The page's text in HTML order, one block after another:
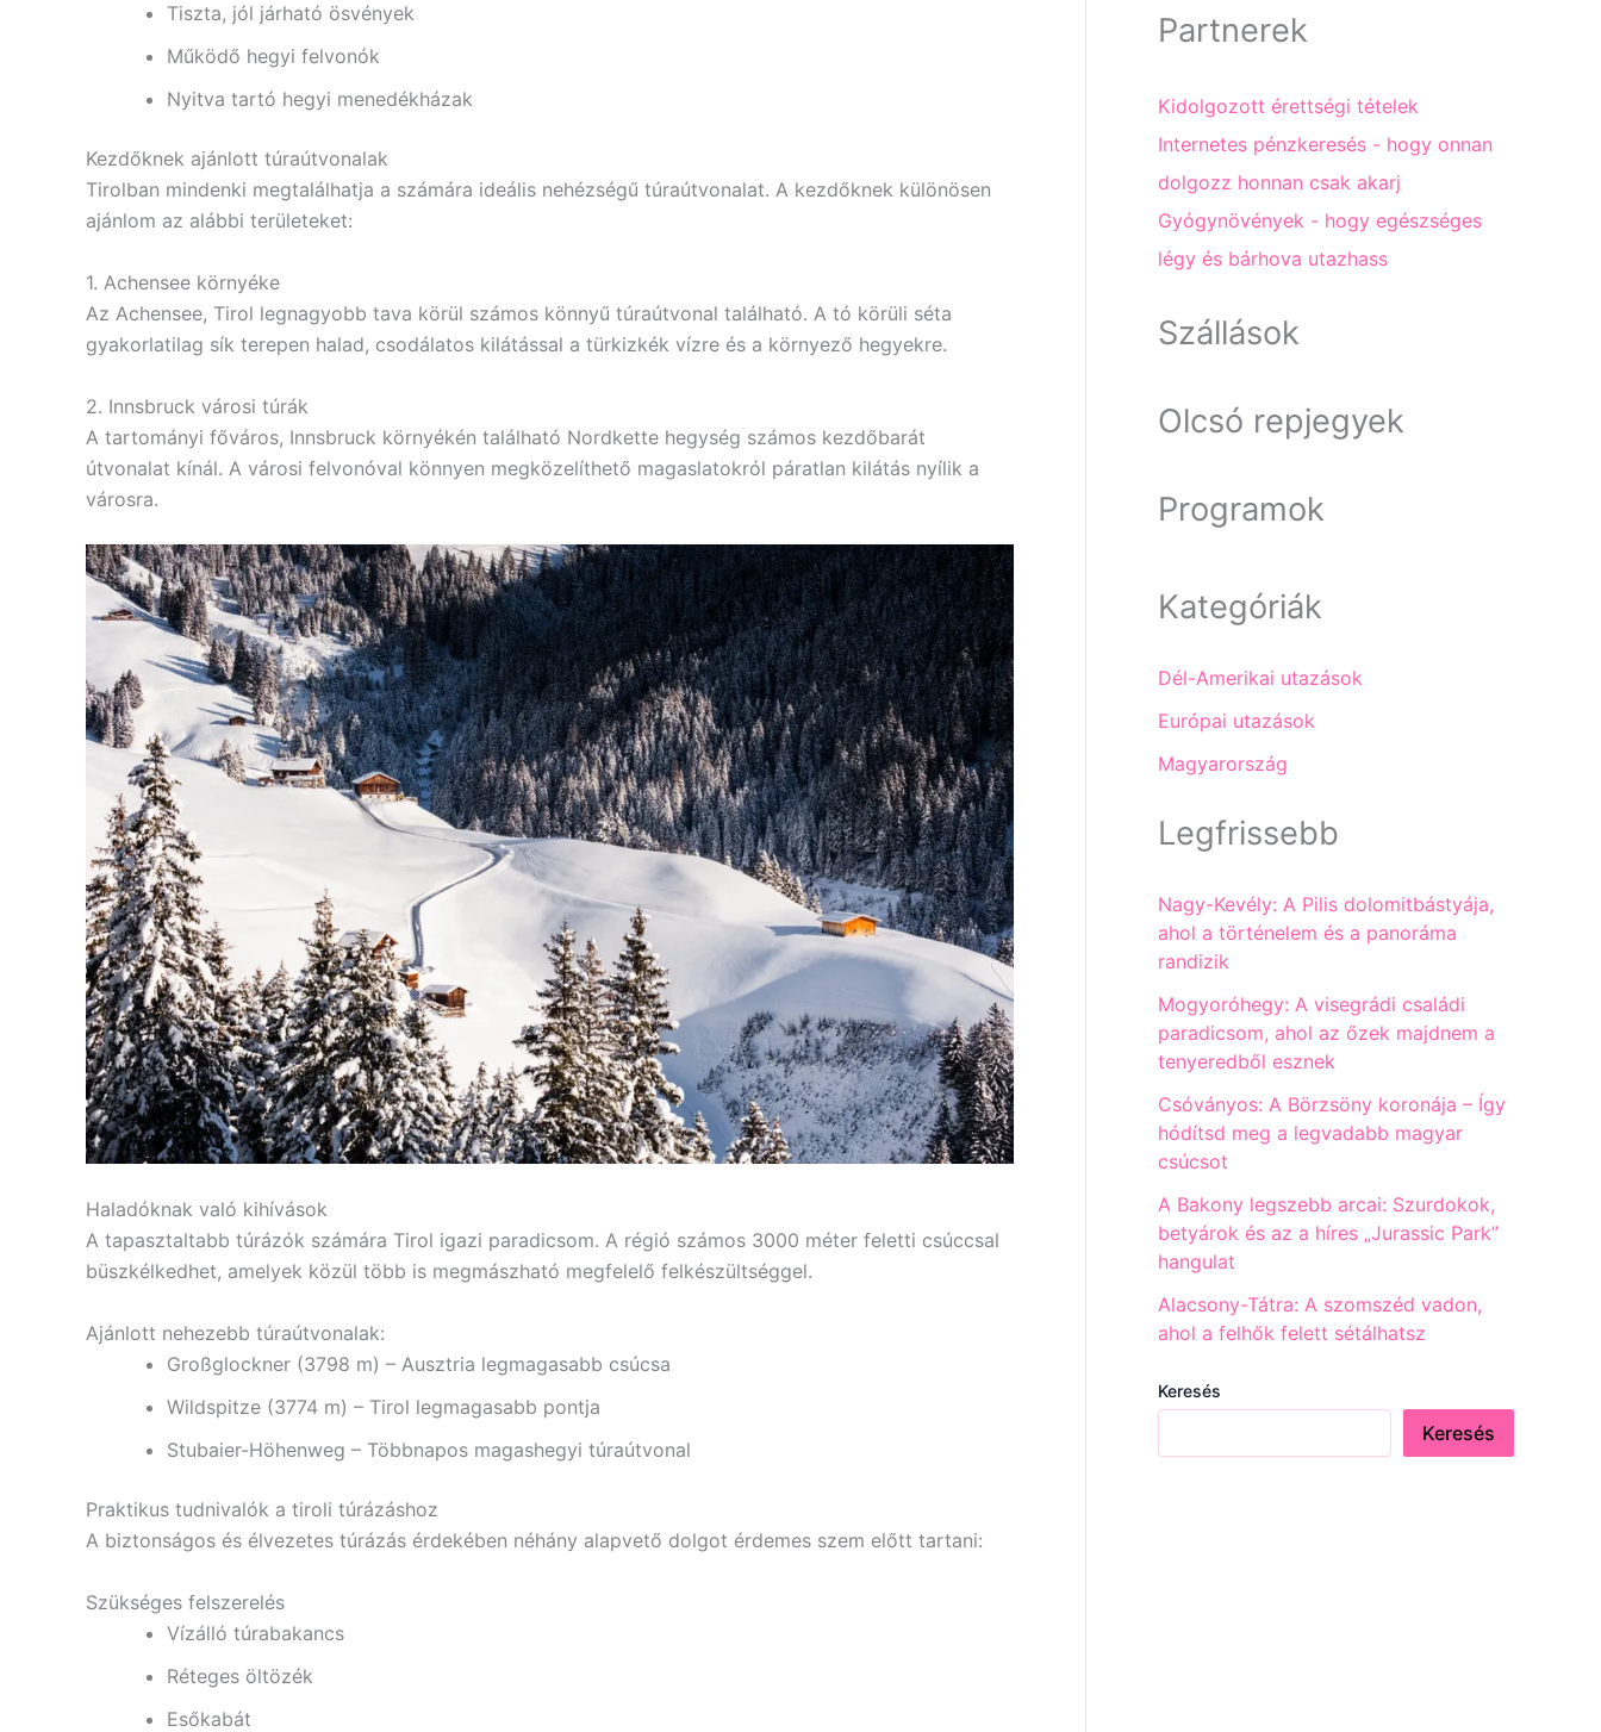
Tiszta, jól járható ösvények
Működő hegyi felvonók
Nyitva tartó hegyi menedékházak
Kezdőknek ajánlott túraútvonalak
Tirolban mindenki megtalálhatja a számára ideális nehézségű túraútvonalat. A kezdőknek különösen
ajánlom az alábbi területeket:
1. Achensee környéke
Az Achensee, Tirol legnagyobb tava körül számos könnyű túraútvonal található. A tó körüli séta
gyakorlatilag sík terepen halad, csodálatos kilátással a türkizkék vízre és a környező hegyekre.
2. Innsbruck városi túrák
A tartományi főváros, Innsbruck környékén található Nordkette hegység számos kezdőbarát
útvonalat kínál. A városi felvonóval könnyen megközelíthető magaslatokról páratlan kilátás nyílik a
városra.
Haladóknak való kihívások
A tapasztaltabb túrázók számára Tirol igazi paradicsom. A régió számos 3000 méter feletti csúccsal
büszkélkedhet, amelyek közül több is megmászható megfelelő felkészültséggel.
Ajánlott nehezebb túraútvonalak:
Großglockner (3798 m) – Ausztria legmagasabb csúcsa
Wildspitze (3774 m) – Tirol legmagasabb pontja
Stubaier-Höhenweg – Többnapos magashegyi túraútvonal
Praktikus tudnivalók a tiroli túrázáshoz
A biztonságos és élvezetes túrázás érdekében néhány alapvető dolgot érdemes szem előtt tartani:
Szükséges felszerelés
Vízálló túrabakancs
Réteges öltözék
Esőkabát
Partnerek
Kidolgozott érettségi tételek
Internetes pénzkeresés - hogy onnan
dolgozz honnan csak akarj
Gyógynövények - hogy egészséges
légy és bárhova utazhass
Szállások
Olcsó repjegyek
Programok
Kategóriák
Dél-Amerikai utazások
Európai utazások
Magyarország
Legfrissebb
Nagy-Kevély: A Pilis dolomitbástyája,
ahol a történelem és a panoráma
randizik
Mogyoróhegy: A visegrádi családi
paradicsom, ahol az őzek majdnem a
tenyeredből esznek
Csóványos: A Börzsöny koronája – Így
hódítsd meg a legvadabb magyar
csúcsot
A Bakony legszebb arcai: Szurdokok,
betyárok és az a híres „Jurassic Park”
hangulat
Alacsony-Tátra: A szomszéd vadon,
ahol a felhők felett sétálhatsz
Keresés
Keresés